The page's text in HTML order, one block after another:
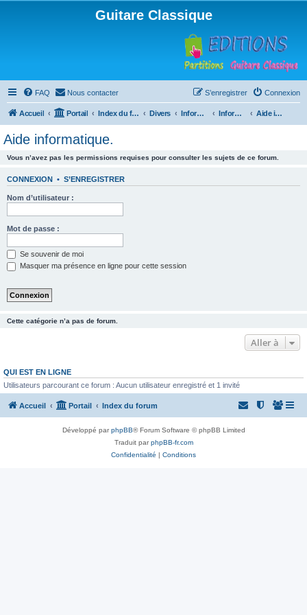
Guitare Classique
FAQ Nous contacter Connexion
S’enregistrer
Accueil Portail Index du forum Divers Informatique Informatique Aide informatique.
Aide informatique.
Vous n’avez pas les permissions requises pour consulter les sujets de ce forum.
CONNEXION • S’ENREGISTRER
Nom d’utilisateur :
Mot de passe :
Se souvenir de moi
Masquer ma présence en ligne pour cette session
Cette catégorie n’a pas de forum.
Aller à
QUI EST EN LIGNE
Utilisateurs parcourant ce forum : Aucun utilisateur enregistré et 1 invité
Accueil Portail Index du forum
Développé parphpBB® Forum Software © phpBB Limited
Traduit parphpBB-fr.com
Confidentialité | Conditions